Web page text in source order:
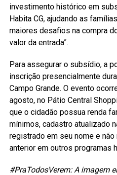
investimento histórico em
Habita CG, ajudando as
maiores desafios na compra
valor da entrada”.
Para assegurar o subsídio, a
inscrição presencialmente
Campo Grande. O evento
agosto, no Pátio Central
que o cidadão possua renda
mínimos, cadastro atualizado
registrado em seu nome e
anterior em outros programas
#PraTodosVerem: A imagem